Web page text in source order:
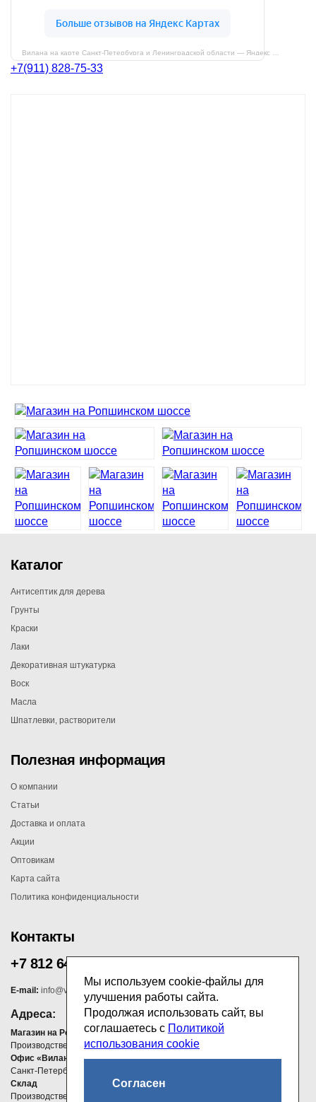
+7(911) 828-75-33
Каталог
Антисептик для дерева
Грунты
Краски
Лаки
Декоративная штукатурка
Воск
Масла
Шпатлевки, растворители
Полезная информация
О компании
Статьи
Доставка и оплата
Акции
Оптовикам
Карта сайта
Политика конфиденциальности
Контакты
+7 812 647 00 75
E-mail: info@vilana.ru
Адреса:
Магазин на Ропшинском шоссе
Производственно-административная зона Узигонты 21
Офис «Вилана»
Санкт-Петербург, Площадь Конституции, д. 7, БЦ «ЛИДЕР» , офис 310
Склад
Производственно-административная зона Узигонты, 21 В Яндекс
Мы используем cookie-файлы для
улучшения работы сайта.
Продолжая использовать сайт, вы
соглашаетесь с Политикой
использования cookie
Согласен